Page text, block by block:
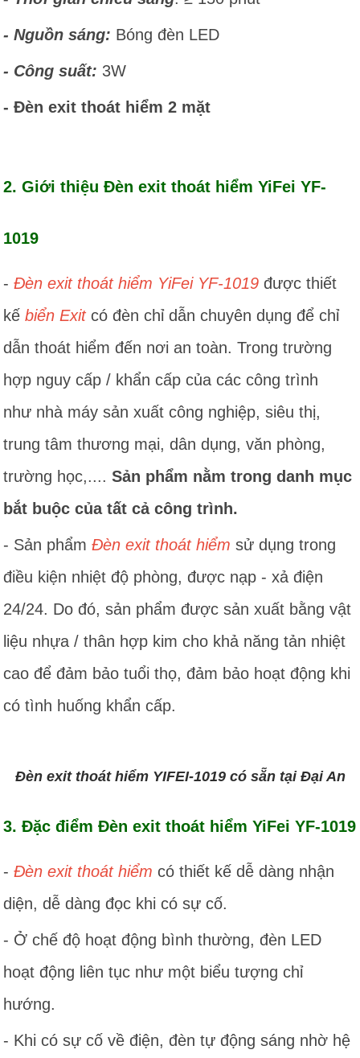
- Nguồn sáng: Bóng đèn LED
- Công suất: 3W
- Đèn exit thoát hiểm 2 mặt
2. Giới thiệu Đèn exit thoát hiểm YiFei YF-
1019
-Đèn exit thoát hiểm YiFei YF-1019 được thiết
kếbiển Exitcó đèn chỉ dẫn chuyên dụng để chỉ
dẫn thoát hiểm đến nơi an toàn. Trong trường
hợp nguy cấp / khẩn cấp của các công trình
như nhà máy sản xuất công nghiệp, siêu thị,
trung tâm thương mại, dân dụng, văn phòng,
trường học,.... Sản phẩm nằm trong danh mục
bắt buộc của tất cả công trình.
- Sản phẩmĐèn exit thoát hiểm sử dụng trong
điều kiện nhiệt độ phòng, được nạp - xả điện
24/24. Do đó, sản phẩm được sản xuất bằng vật
liệu nhựa / thân hợp kim cho khả năng tản nhiệt
cao để đảm bảo tuổi thọ, đảm bảo hoạt động khi
có tình huống khẩn cấp.
Đèn exit thoát hiểm YIFEI-1019 có sẵn tại Đại An
3. Đặc điểm Đèn exit thoát hiểm YiFei YF-1019
-Đèn exit thoát hiểm có thiết kế dễ dàng nhận
diện, dễ dàng đọc khi có sự cố.
- Ở chế độ hoạt động bình thường, đèn LED
hoạt động liên tục như một biểu tượng chỉ
hướng.
- Khi có sự cố về điện, đèn tự động sáng nhờ hệ